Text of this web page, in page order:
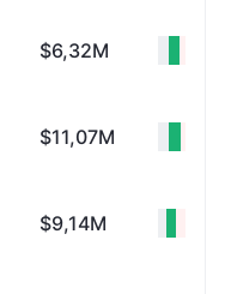
$6,32M
$11,07M
$9,14M